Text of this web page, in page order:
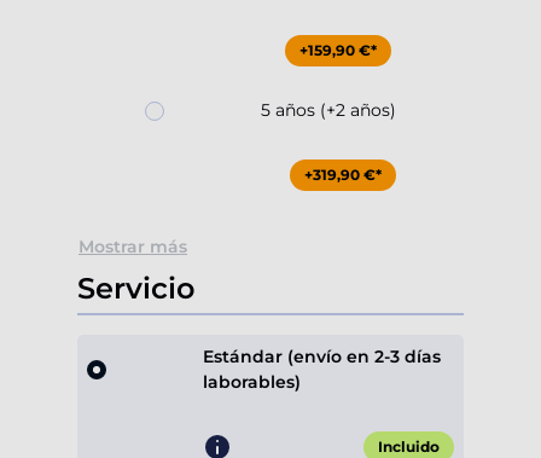
+159,90 €*
5 años (+2 años)
+319,90 €*
Mostrar más
Servicio
Estándar (envío en 2-3 días
laborables)
Incluido